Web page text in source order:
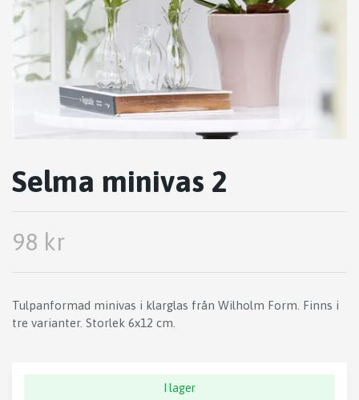
Selma minivas 2
98 kr
Tulpanformad minivas i klarglas från Wilholm Form. Finns i
tre varianter. Storlek 6x12 cm.
I lager